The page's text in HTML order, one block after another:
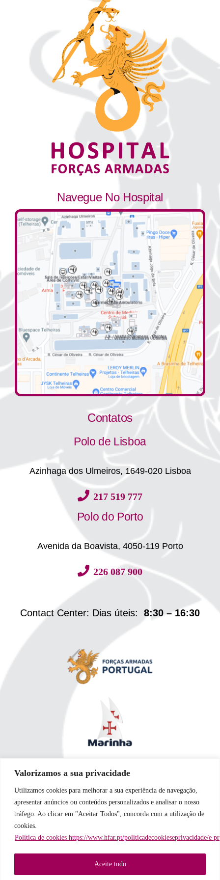
Valorizamos a sua privacidade
Utilizamos cookies para melhorar a sua experiência de navegação,
apresentar anúncios ou conteúdos personalizados e analisar o nosso
tráfego. Ao clicar em "Aceitar Todos", concorda com a utilização de
cookies.
Política de cookies https://www.hfar.pt/politicadecookieseprivacidade/e
Aceite tudo
Navegue No Hospital
Contatos
Polo de Lisboa
Azinhaga dos Ulmeiros, 1649-020 Lisboa
217 519 777
Polo do Porto
Avenida da Boavista, 4050-119 Porto
226 087 900
Contact Center: Dias úteis: 8:30 – 16:30